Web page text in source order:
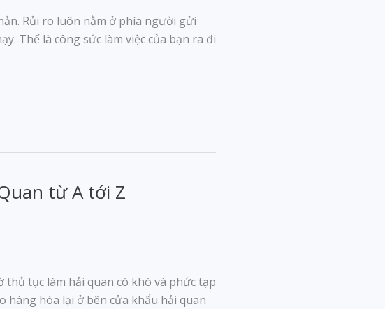
Rủi ro luôn nằm ở phía người gửi
Thế là công sức làm việc của bạn ra đi
từ A tới Z
thủ tục làm hải quan có khó và phức tạp
hàng hóa lại ở bên cửa khẩu hải quan